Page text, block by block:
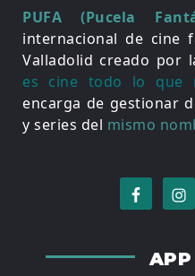
PUFA (Pucela
internacional de cine
Valladolid creado por
es cine todo lo que
encarga de gestionar
y series del mismo